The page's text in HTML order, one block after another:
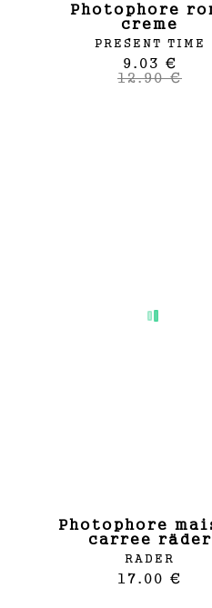
photophore rond
creme
PRESENT TIME
9.03 €
12.90 €
photophore maison
carree räder
RADER
17.00 €